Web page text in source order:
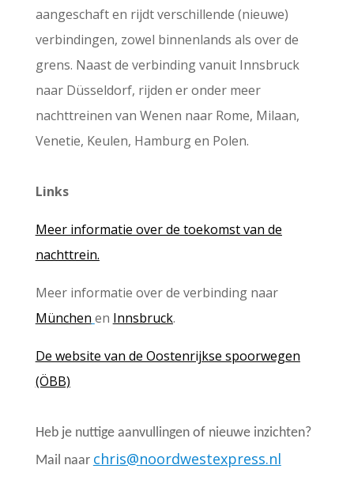
aangeschaft en rijdt verschillende (nieuwe)
verbindingen, zowel binnenlands als over de
grens. Naast de verbinding vanuit Innsbruck
naar Düsseldorf, rijden er onder meer
nachttreinen van Wenen naar Rome, Milaan,
Venetie, Keulen, Hamburg en Polen.
Links
Meer informatie over de toekomst van de
nachttrein.
Meer informatie over de verbinding naar
München en Innsbruck.
De website van de Oostenrijkse spoorwegen
(ÖBB)
Heb je nuttige aanvullingen of nieuwe inzichten?
Mail naar chris@noordwestexpress.nl